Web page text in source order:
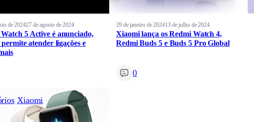
de 202427 de agosto de 2024
5 Active é anunciado,
atender ligações e
29 de janeiro de 202413 de julho de 2024
Xiaomi lança os Redmi Watch 4,
Redmi Buds 5 e Buds 5 Pro Global
0
Xiaomi